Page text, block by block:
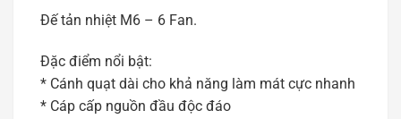
Đế tản nhiệt M6 – 6 Fan.
Đặc điểm nổi bật:
* Cánh quạt dài cho khả năng làm mát cực nhanh
* Cáp cấp nguồn đầu độc đáo